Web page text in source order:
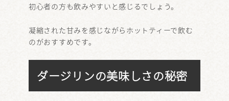
初心者の方も飲みやすいと感じるでしょう。
凝縮された甘みを感じながらホットティーで飲む
のがおすすめです。
ダージリンの美味しさの秘密